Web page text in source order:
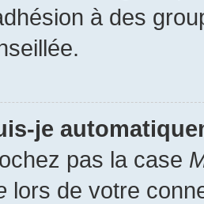
à des
je
pas la case
lors de votre